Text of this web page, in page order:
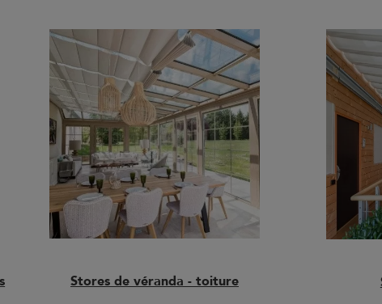
Stores de véranda - toiture